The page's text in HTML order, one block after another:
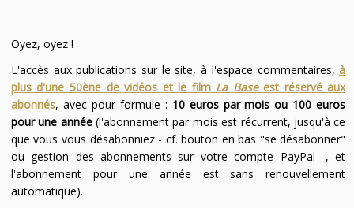
Oyez, oyez !
L'accès aux publications sur le site, à l'espace commentaires,à
plus d'une 50ène de vidéos et le film La Baseest réservé aux
abonnés, avec pour formule : 10 euros par mois ou 100 euros
pour une année(l'abonnement par mois est récurrent, jusqu'à ce
que vous vous désabonniez - cf. bouton en bas "se désabonner"
ou gestion des abonnements sur votre compte PayPal -, et
l'abonnement pour une année est sans renouvellement
automatique).